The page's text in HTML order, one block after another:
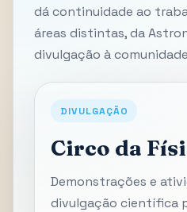
dá continuidade ao
áreas distintas, da
divulgação à
DIVULGAÇÃO
Circo da
Demonstrações e
divulgação científica